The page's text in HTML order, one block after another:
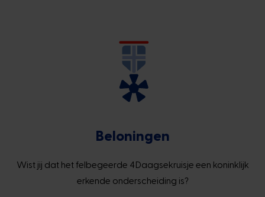
Beloningen
Wist jij dat het felbegeerde 4Daagsekruisje een koninklijk
erkende onderscheiding is?